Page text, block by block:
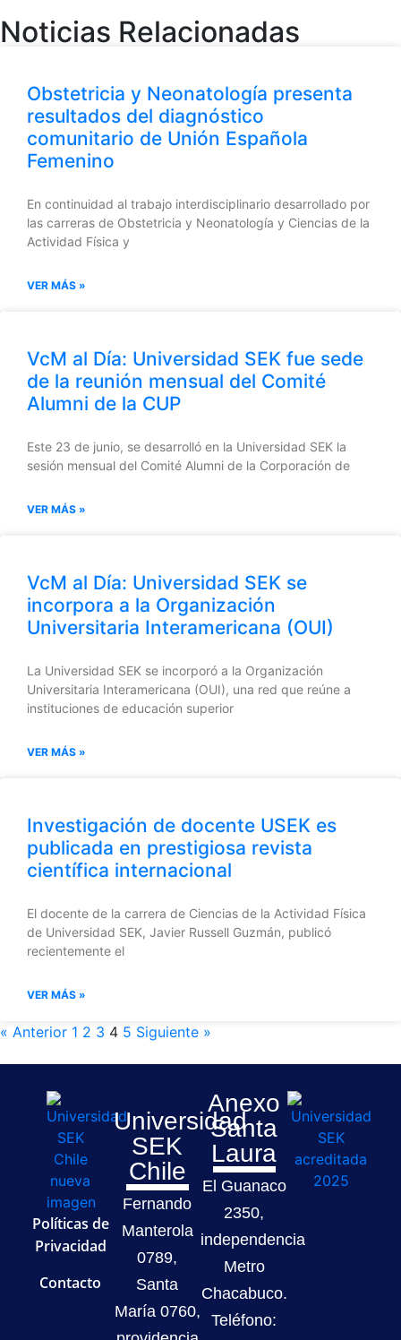
Noticias Relacionadas
Obstetricia y Neonatología presenta
resultados del diagnóstico
comunitario de Unión Española
Femenino
En continuidad al trabajo interdisciplinario desarrollado por
las carreras de Obstetricia y Neonatología y Ciencias de la
Actividad Física y
VER MÁS »
VcM al Día: Universidad SEK fue sede
de la reunión mensual del Comité
Alumni de la CUP
Este 23 de junio, se desarrolló en la Universidad SEK la
sesión mensual del Comité Alumni de la Corporación de
VER MÁS »
VcM al Día: Universidad SEK se
incorpora a la Organización
Universitaria Interamericana (OUI)
La Universidad SEK se incorporó a la Organización
Universitaria Interamericana (OUI), una red que reúne a
instituciones de educación superior
VER MÁS »
Investigación de docente USEK es
publicada en prestigiosa revista
científica internacional
El docente de la carrera de Ciencias de la Actividad Física
de Universidad SEK, Javier Russell Guzmán, publicó
recientemente el
VER MÁS »
« Anterior 1 2 3 4 5 Siguiente »
Políticas de
Privacidad
Contacto
Universidad
SEK
Chile
Fernando
Manterola
0789,
Santa
María 0760,
Anexo
Santa
Laura
El Guanaco
2350,
independencia
Metro
Chacabuco.
Teléfono: